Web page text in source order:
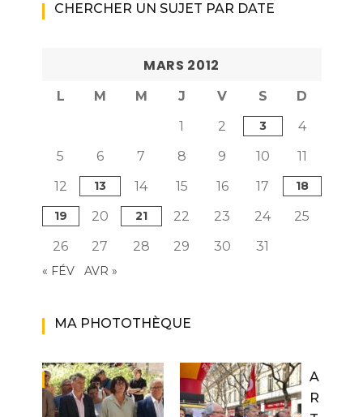
CHERCHER UN SUJET PAR DATE
MARS 2012
L M M J V S
D
1
2 3
4
5
6 7 8 9 10
11
12
13 14 15 16 17 18
19 20 21 22 23 24
25
26
27 28 29 30 31
« FÉV AVR »
MA PHOTOTHÈQUE
A
R